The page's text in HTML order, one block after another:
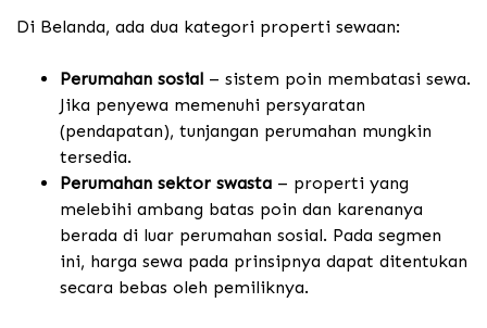
Di Belanda, ada dua kategori properti sewaan:
Perumahan sosial – sistem poin membatasi sewa.
Jika penyewa memenuhi persyaratan
(pendapatan), tunjangan perumahan mungkin
tersedia.
Perumahan sektor swasta – properti yang
melebihi ambang batas poin dan karenanya
berada di luar perumahan sosial. Pada segmen
ini, harga sewa pada prinsipnya dapat ditentukan
secara bebas oleh pemiliknya.